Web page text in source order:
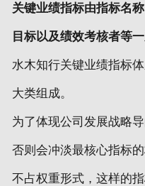
关键业绩指标由指标名
目标以及绩效考核者等
水木知行关键业绩指标
大类组成。
为了体现公司发展战略
否则会冲淡最核心指标
不占权重形式，这样的